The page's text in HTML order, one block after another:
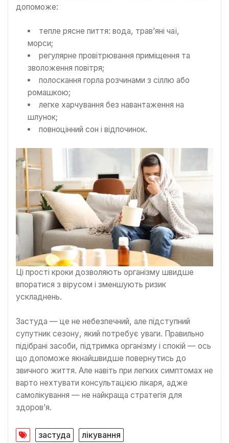
допоможе:
тепле рясне пиття: вода, трав’яні чаї,
морси;
регулярне провітрювання приміщення та
зволоження повітря;
полоскання горла розчинами з сіллю або
ромашкою;
легке харчування без навантаження на
шлунок;
повноцінний сон і відпочинок.
Ці прості кроки дозволяють організму швидше
впоратися з вірусом і зменшують ризик
ускладнень.
Застуда — це не небезпечний, але підступний
супутник сезону, який потребує уваги. Правильно
підібрані засоби, підтримка організму і спокій — ось
що допоможе якнайшвидше повернутись до
звичного життя. Але навіть при легких симптомах не
варто нехтувати консультацією лікаря, адже
самолікування — не найкраща стратегія для
здоров’я.
застуда лікування